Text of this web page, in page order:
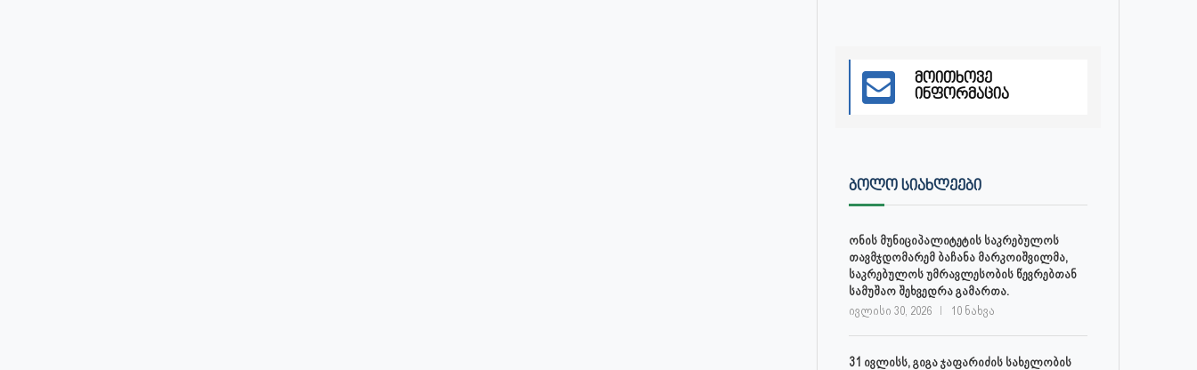
მოითხოვე
ინფორმაცია
ᲑᲝᲚᲝ ᲡᲘᲐᲮᲚᲔᲔᲑᲘ
ონის მუნიციპალიტეტის საკრებულოს
თავმჯდომარემ ბაჩანა მარკოიშვილმა,
საკრებულოს უმრავლესობის წევრებთან
სამუშაო შეხვედრა გამართა.
ივლისი 30, 2026 10 ნახვა
31 ივლისს, გიგა ჯაფარიძის სახელობის